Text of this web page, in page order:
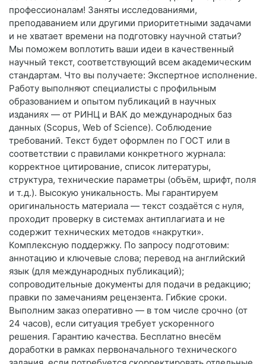
профессионалам! Заняты исследованиями,
преподаванием или другими приоритетными задачами
и не хватает времени на подготовку научной статьи?
Мы поможем воплотить ваши идеи в качественный
научный текст, соответствующий всем академическим
стандартам. Что вы получаете: Экспертное исполнение.
Работу выполняют специалисты с профильным
образованием и опытом публикаций в научных
изданиях — от РИНЦ и ВАК до международных баз
данных (Scopus, Web of Science). Соблюдение
требований. Текст будет оформлен по ГОСТ или в
соответствии с правилами конкретного журнала:
корректное цитирование, список литературы,
структура, технические параметры (объём, шрифт, поля
и т. д.). Высокую уникальность. Мы гарантируем
оригинальность материала — текст создаётся с нуля,
проходит проверку в системах антиплагиата и не
содержит технических методов «накрутки».
Комплексную поддержку. По запросу подготовим:
аннотацию и ключевые слова; перевод на английский
язык (для международных публикаций);
сопроводительные документы для подачи в редакцию;
правки по замечаниям рецензента. Гибкие сроки.
Выполним заказ оперативно — в том числе срочно (от
24 часов), если ситуация требует ускоренного
решения. Гарантию качества. Бесплатно внесём
доработки в рамках первоначального технического